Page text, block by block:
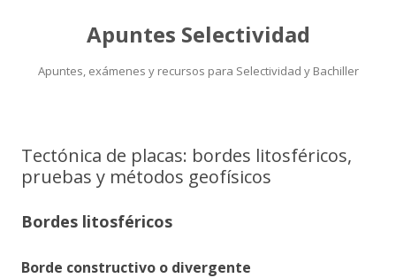
Apuntes Selectividad
Apuntes, exámenes y recursos para Selectividad y Bachiller
Tectónica de placas: bordes litosféricos,
pruebas y métodos geofísicos
Bordes litosféricos
Borde constructivo o divergente